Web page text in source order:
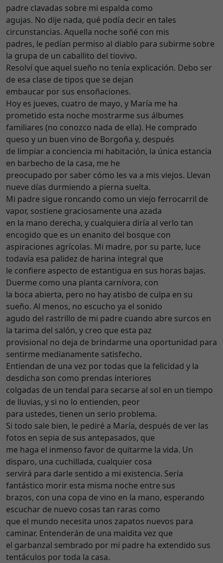
padre clavadas sobre mi espalda como
agujas. No dije nada, qué podía decir en tales
circunstancias. Aquella noche soñé con mis
padres, le pedían permiso al diablo para subirme sobre
la grupa de un caballito del tiovivo.
Resolví que aquel sueño no tenía explicación. Debo ser
de esa clase de tipos que se dejan
embaucar por sus ensoñaciones.
Hoy es jueves, cuatro de mayo, y María me ha
prometido esta noche mostrarme sus álbumes
familiares (no conozco nada de ella). He comprado
queso y un buen vino de Borgoña y, después
de limpiar a conciencia mi habitación, la única estancia
en barbecho de la casa, me he
preocupado por saber cómo les va a mis viejos. Llevan
nueve días durmiendo a pierna suelta.
Mi padre sigue roncando como un viejo ferrocarril de
vapor, sostiene graciosamente una azada
en la mano derecha, y cualquiera diría al verlo tan
encogido que es un enanito del bosque con
aspiraciones agrícolas. Mi madre, por su parte, luce
todavía esa palidez de harina integral que
le confiere aspecto de estantigua en sus horas bajas.
Duerme como una planta carnívora, con
la boca abierta, pero no hay atisbo de culpa en su
sueño. Al menos, no escucho ya el sonido
agudo del rastrillo de mi padre cuando abre surcos en
la tarima del salón, y creo que esta paz
provisional no deja de brindarme una oportunidad para
sentirme medianamente satisfecho.
Entiendan de una vez por todas que la felicidad y la
desdicha son como prendas interiores
colgadas de un tendal para secarse al sol en un tiempo
de lluvias, y si no lo entienden, peor
para ustedes, tienen un serio problema.
Si todo sale bien, le pediré a María, después de ver las
fotos en sepia de sus antepasados, que
me haga el inmenso favor de quitarme la vida. Un
disparo, una cuchillada, cualquier cosa
servirá para darle sentido a mi existencia. Sería
fantástico morir esta misma noche entre sus
brazos, con una copa de vino en la mano, esperando
escuchar de nuevo cosas tan raras como
que el mundo necesita unos zapatos nuevos para
caminar. Entenderán de una maldita vez que
el garbanzal sembrado por mi padre ha extendido sus
tentáculos por toda la casa.